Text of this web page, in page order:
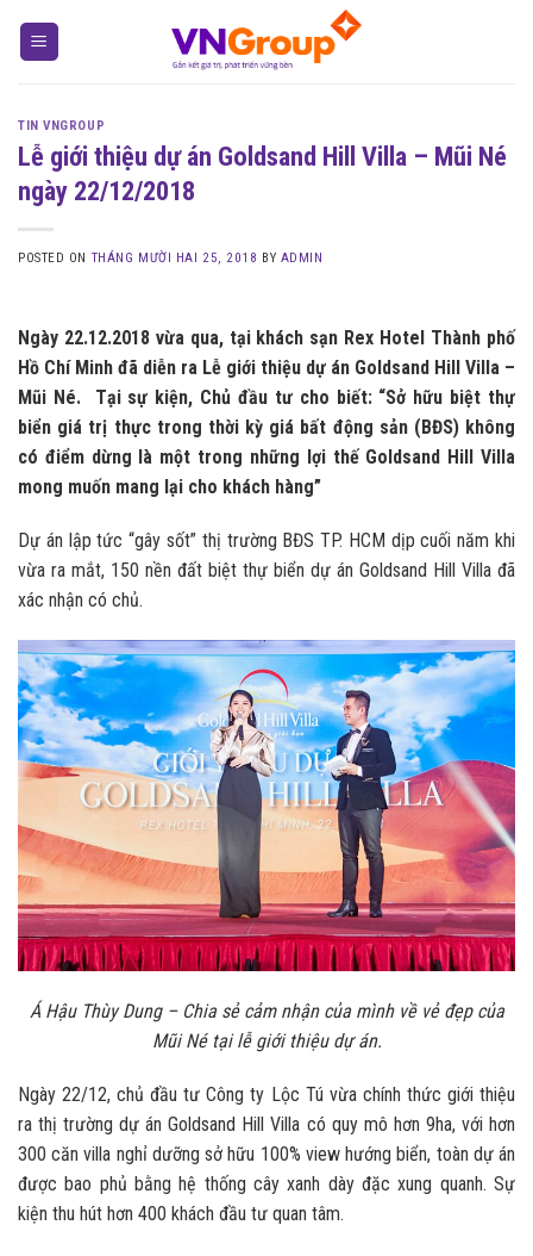
TIN VNGROUP
Lễ giới thiệu dự án Goldsand Hill Villa – Mũi Né
ngày 22/12/2018
POSTED ON THÁNG MƯỜI HAI 25, 2018 BY ADMIN
Ngày 22.12.2018 vừa qua, tại khách sạn Rex Hotel Thành phố
Hồ Chí Minh đã diễn ra Lễ giới thiệu dự án Goldsand Hill Villa –
Mũi Né. Tại sự kiện, Chủ đầu tư cho biết: “Sở hữu biệt thự
biển giá trị thực trong thời kỳ giá bất động sản (BĐS) không
có điểm dừng là một trong những lợi thế Goldsand Hill Villa
mong muốn mang lại cho khách hàng”
Dự án lập tức “gây sốt” thị trường BĐS TP. HCM dịp cuối năm khi
vừa ra mắt, 150 nền đất biệt thự biển dự án Goldsand Hill Villa đã
xác nhận có chủ.
Á Hậu Thùy Dung – Chia sẻ cảm nhận của mình về vẻ đẹp của
Mũi Né tại lễ giới thiệu dự án.
Ngày 22/12, chủ đầu tư Công ty Lộc Tú vừa chính thức giới thiệu
ra thị trường dự án Goldsand Hill Villa có quy mô hơn 9ha, với hơn
300 căn villa nghỉ dưỡng sở hữu 100% view hướng biển, toàn dự án
được bao phủ bằng hệ thống cây xanh dày đặc xung quanh. Sự
kiện thu hút hơn 400 khách đầu tư quan tâm.